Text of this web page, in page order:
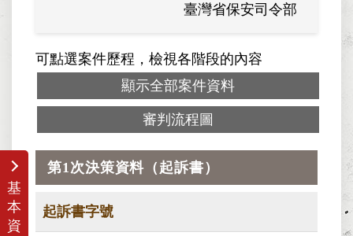
臺灣省保安司令部
可點選案件歷程，檢視各階段的內容
顯示全部案件資料
審判流程圖
基
本
資
第1次決策資料（起訴書）
起訴書字號